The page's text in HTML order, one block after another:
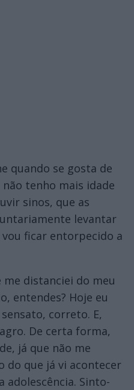
quando se gosta de
tenho mais idade
sinos, que as
levantar
ficar entorpecido a
me distanciei do meu
entendes? Hoje eu
correto. E,
De certa forma,
já que não me
do que já vi acontecer
adolescência. Sinto-